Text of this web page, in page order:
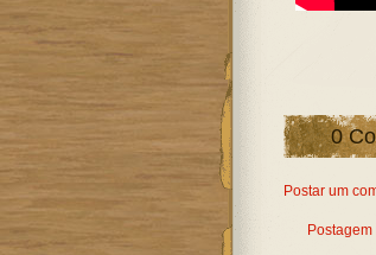
0
Postar um